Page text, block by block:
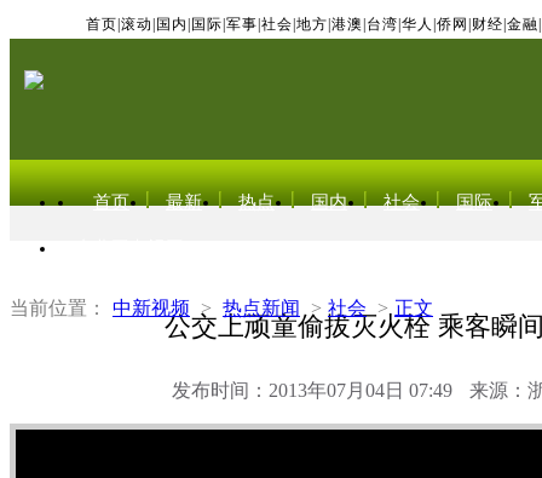
首页 滚动 国内 国际 军事 社会 地方 港澳 台湾 华人 侨网 财经 金融
首页 最新 热点 国内 社会 国际
当前位置： 中新视频 > 热点新闻 > 社会 > 正文
公交上顽童偷拔灭火栓 乘客瞬
发布时间：2013年07月04日 07:49 来源：